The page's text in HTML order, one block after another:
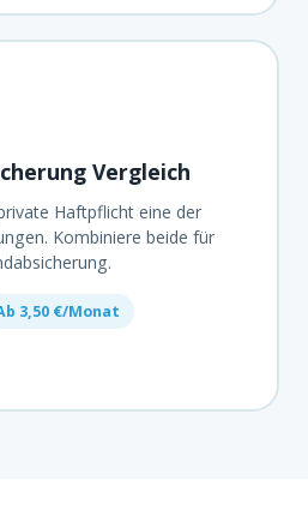
Vergleich
Haftpflicht eine der
Kombiniere beide für
3,50 €/Monat